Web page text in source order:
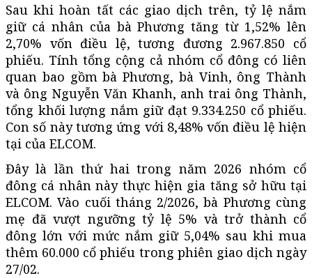
Sau khi hoàn tất các giao dịch trên, tỷ lệ nắm
giữ cá nhân của bà Phương tăng từ 1,52% lên
2,70% vốn điều lệ, tương đương 2.967.850 cổ
phiếu. Tính tổng cộng cả nhóm cổ đông có liên
quan bao gồm bà Phương, bà Vinh, ông Thành
và ông Nguyễn Văn Khanh, anh trai ông Thành,
tổng khối lượng nắm giữ đạt 9.334.250 cổ phiếu.
Con số này tương ứng với 8,48% vốn điều lệ hiện
tại của ELCOM.
Đây là lần thứ hai trong năm 2026 nhóm cổ
đông cá nhân này thực hiện gia tăng sở hữu tại
ELCOM. Vào cuối tháng 2/2026, bà Phương cùng
mẹ đã vượt ngưỡng tỷ lệ 5% và trở thành cổ
đông lớn với mức nắm giữ 5,04% sau khi mua
thêm 60.000 cổ phiếu trong phiên giao dịch ngày
27/02.